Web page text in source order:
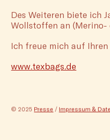
Des Weiteren biete ich
Wollstoffen an (Merino-
Ich freue mich auf Ihren
www.texbags.de
© 2025 Presse / Impressum &